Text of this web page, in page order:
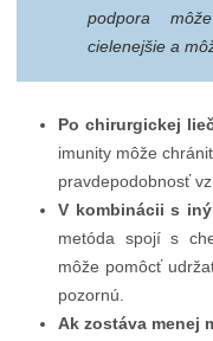
podpora
cielenejšie a
Po chirurgickej
imunity môže
pravdepodobnosť
V kombinácii s
metóda spojí s
môže pomôcť
pozornú.
Ak zostáva menej